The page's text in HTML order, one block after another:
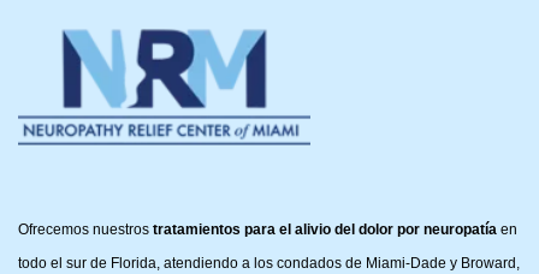
Ofrecemos nuestros tratamientos para el alivio del dolor por neuropatía en
todo el sur de Florida, atendiendo a los condados de Miami-Dade y Broward,